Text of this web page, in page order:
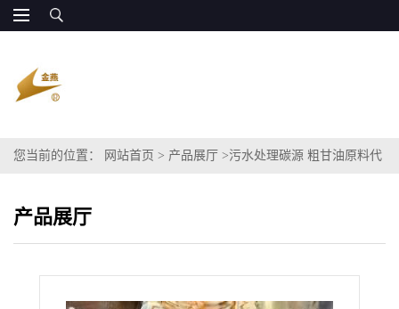
您当前的位置： 网站首页 > 产品展厅 >污水处理碳源 粗甘油原料代
产品展厅